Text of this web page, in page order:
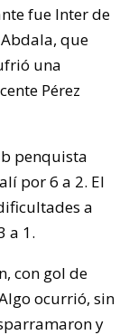
fue Inter de
que
una
Pérez
penquista
por 6 a 2. El
a
a 1.
con gol de
ocurrió, sin
y